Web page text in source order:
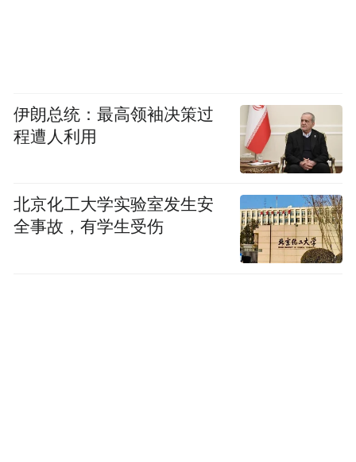
伊朗总统：最高领袖决策过
程遭人利用
北京化工大学实验室发生安
全事故，有学生受伤